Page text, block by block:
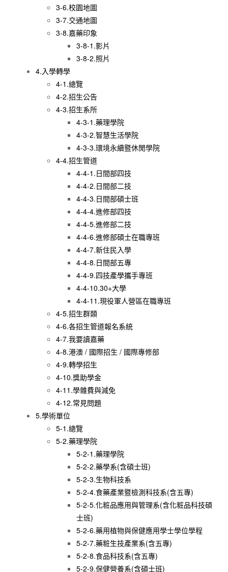
3-6.校園地圖
3-7.交通地圖
3-8.嘉藥印象
3-8-1.影片
3-8-2.照片
4.入學轉學
4-1.總覽
4-2.招生公告
4-3.招生系所
4-3-1.藥理學院
4-3-2.智慧生活學院
4-3-3.環境永續暨休閒學院
4-4.招生管道
4-4-1.日間部四技
4-4-2.日間部二技
4-4-3.日間部碩士班
4-4-4.進修部四技
4-4-5.進修部二技
4-4-6.進修部碩士在職專班
4-4-7.新住民入學
4-4-8.日間部五專
4-4-9.四技產學攜手專班
4-4-10.30+大學
4-4-11.現役軍人營區在職專班
4-5.招生群類
4-6.各招生管道報名系統
4-7.我要讀嘉藥
4-8.港澳 / 國際招生 / 國際專修部
4-9.轉學招生
4-10.獎助學金
4-11.學雜費與減免
4-12.常見問題
5.學術單位
5-1.總覽
5-2.藥理學院
5-2-1.藥理學院
5-2-2.藥學系(含碩士班)
5-2-3.生物科技系
5-2-4.食藥產業暨檢測科技系(含五專)
5-2-5.化粧品應用與管理系(含化粧品科技碩
士班)
5-2-6.藥用植物與保健應用學士學位學程
5-2-7.藥粧生技產業系(含五專)
5-2-8.食品科技系(含五專)
5-2-9.保健營養系(含碩士班)